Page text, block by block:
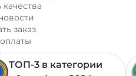
А в
№1».
рисом)
заказ
ТОП-3 в категории